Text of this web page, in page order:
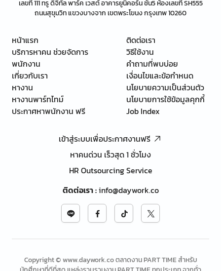
เลขที่ 111 ทรู ดิจิทัล พาร์ค เวสต์ อาคารยูนิคอร์น ชั้น5 ห้องเลขที่ SH555
ถนนสุขุมวิท แขวงบางจาก เขตพระโขนง กรุงเทพ 10260
หน้าแรก
บริการหาคน ช่วยจัดการ
พนักงาน
เกี่ยวกับเรา
หางาน
หางานพาร์ทไทม์
ประกาศหาพนักงาน ฟรี
ติดต่อเรา
วิธีใช้งาน
คำถามที่พบบ่อย
เงื่อนไขและข้อกำหนด
นโยบายความเป็นส่วนตัว
นโยบายการใช้ข้อมูลคุกกี้
Job Index
เข้าสู่ระบบเพื่อประกาศงานฟรี
หาคนด่วน เร็วสุด 1 ชั่วโมง
HR Outsourcing Service
ติดต่อเรา:info@daywork.co
Copyright © www.daywork.co ตลาดงาน PART TIME สำหรับ